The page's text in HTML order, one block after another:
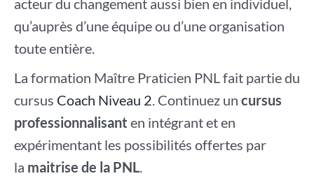
acteur du changement aussi bien en individuel,
qu’auprès d’une équipe ou d’une organisation
toute entière.
La formation Maître Praticien PNL fait partie du
cursus Coach Niveau 2. Continuez un cursus
professionnalisant en intégrant et en
expérimentant les possibilités offertes par
la maitrise de la PNL.